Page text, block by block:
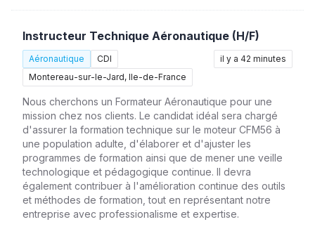
Instructeur Technique Aéronautique (H/F)
Aéronautique
CDI
Montereau-sur-le-Jard, Ile-de-France
il y a 42 minutes
Nous cherchons un Formateur Aéronautique pour une
mission chez nos clients. Le candidat idéal sera chargé
d'assurer la formation technique sur le moteur CFM56 à
une population adulte, d'élaborer et d'ajuster les
programmes de formation ainsi que de mener une veille
technologique et pédagogique continue. Il devra
également contribuer à l'amélioration continue des outils
et méthodes de formation, tout en représentant notre
entreprise avec professionalisme et expertise.